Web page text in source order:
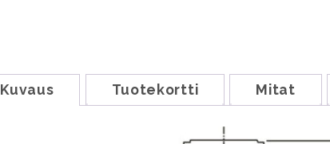
Kuvaus Tuotekortti Mitat